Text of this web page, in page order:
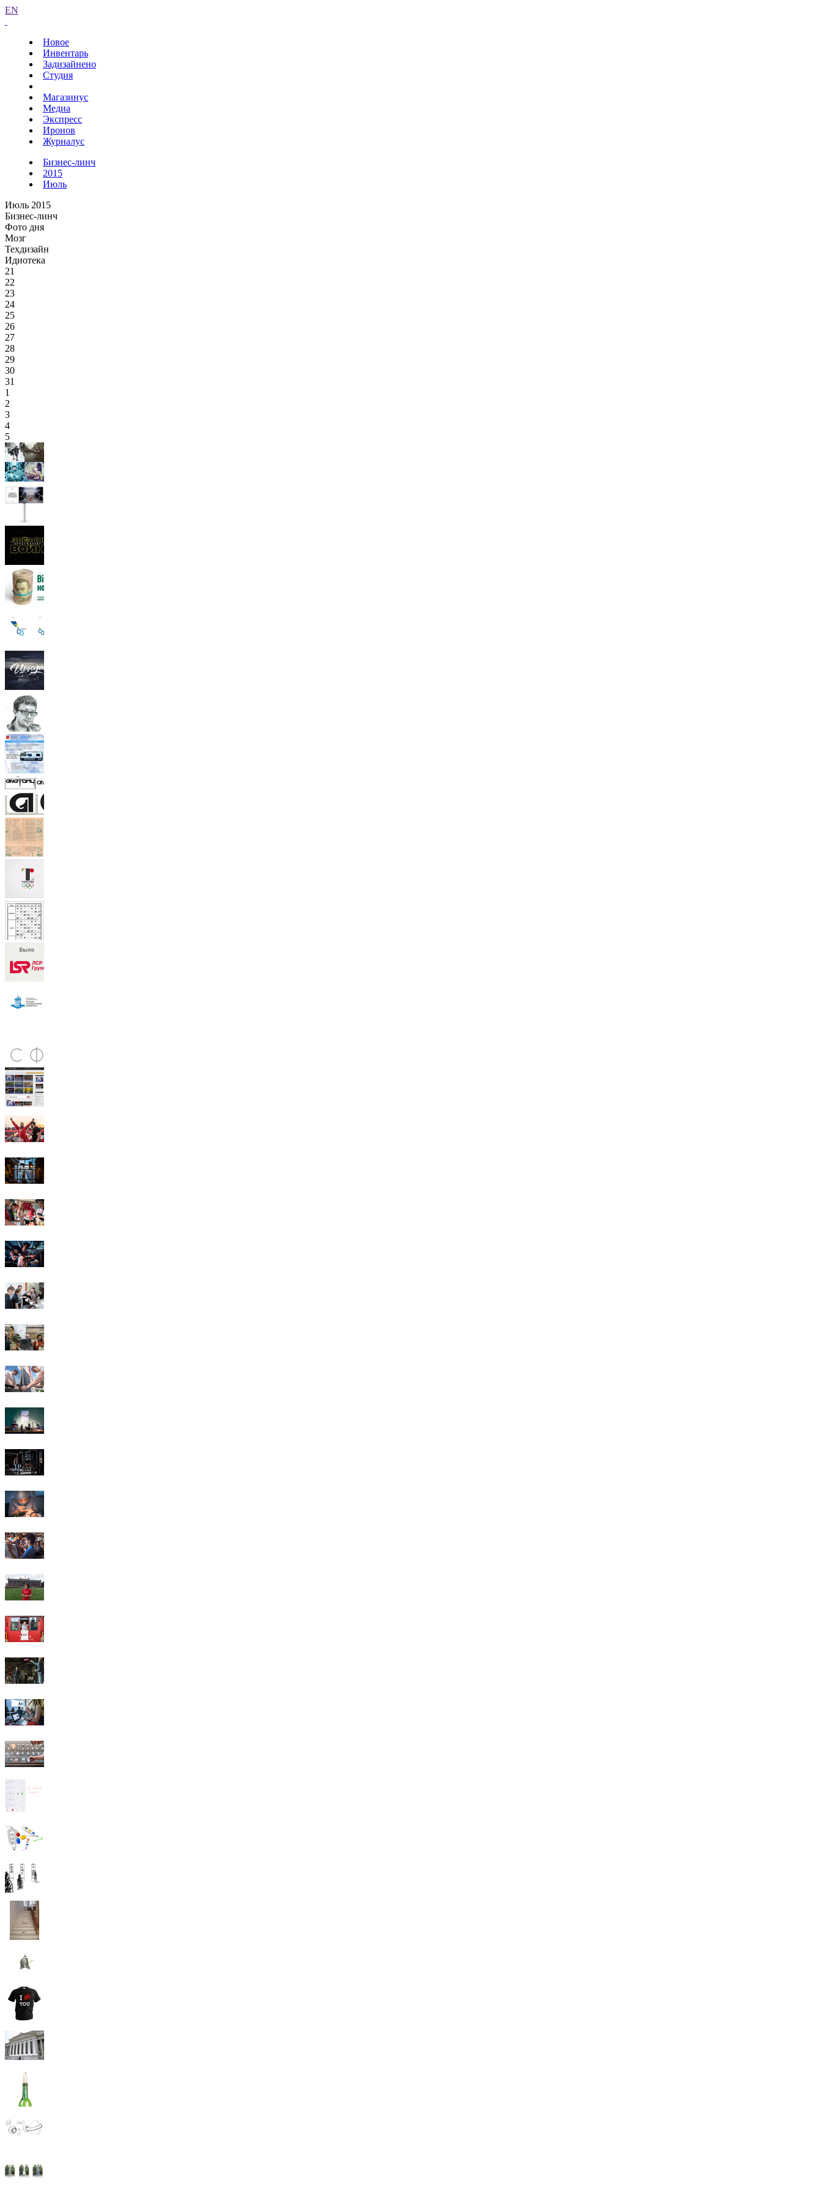
EN
Новое
Инвентарь
Задизайнено
Студия
Магазинус
Медиа
Экспресс
Иронов
Журналус
Бизнес-линч
2015
Июль
Июль 2015
Бизнес-линч
Фото дня
Мозг
Техдизайн
Идиотека
21
22
23
24
25
26
27
28
29
30
31
1
2
3
4
5